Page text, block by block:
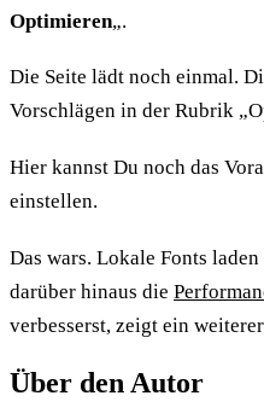
Optimieren„.
Die Seite lädt noch einmal.
Vorschlägen in der Rubrik
Hier kannst Du noch das
einstellen.
Das wars. Lokale Fonts
darüber hinaus die
verbesserst, zeigt ein
Über den Autor